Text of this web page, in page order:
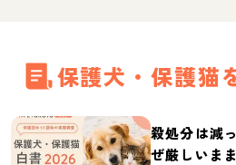
保護犬・保護猫
殺処分は減
ぜ厳しいま